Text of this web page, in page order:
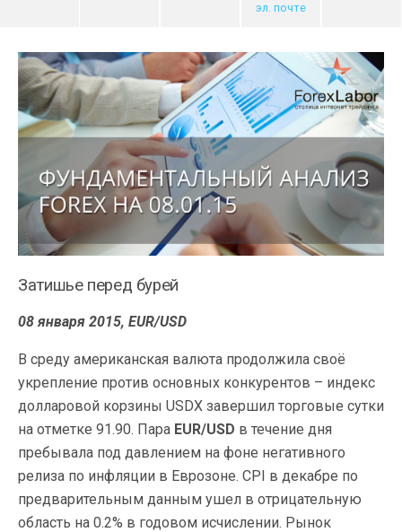
эл. почте
Затишье перед бурей
08 января 2015, EUR/USD
В среду американская валюта продолжила своё
укрепление против основных конкурентов – индекс
долларовой корзины USDX завершил торговые сутки
на отметке 91.90. Пара EUR/USD в течение дня
пребывала под давлением на фоне негативного
релиза по инфляции в Еврозоне. CPI в декабре по
предварительным данным ушел в отрицательную
область на 0.2% в годовом исчислении. Рынок